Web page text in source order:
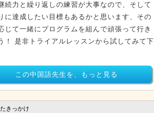
続力と繰り返しの練習が大事なので、そして
に達成したい目標もあるかと思います、その
じて一緒にプログラムを組んで頑張って行き
！ 是非トライアルレッスンから試してみて下
この中国語先生を、もっと見る
きっかけ